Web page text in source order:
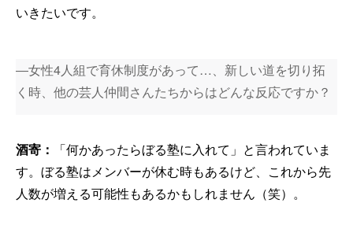
いきたいです。
―女性4人組で育休制度があって…、新しい道を切り拓
く時、他の芸人仲間さんたちからはどんな反応ですか？
酒寄：
「何かあったらぼる塾に入れて」と言われていま
す。ぼる塾はメンバーが休む時もあるけど、これから先
人数が増える可能性もあるかもしれません（笑）。